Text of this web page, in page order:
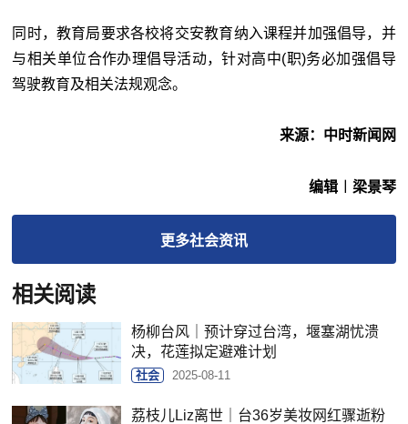
同时，教育局要求各校将交安教育纳入课程并加强倡导，并
与相关单位合作办理倡导活动，针对高中(职)务必加强倡导
驾驶教育及相关法规观念。
来源：中时新闻网
编辑︱梁景琴
更多社会资讯
相关阅读
杨柳台风｜预计穿过台湾，堰塞湖忧溃
决，花莲拟定避难计划
社会 2025-08-11
荔枝儿Liz离世｜台36岁美妆网红骤逝粉